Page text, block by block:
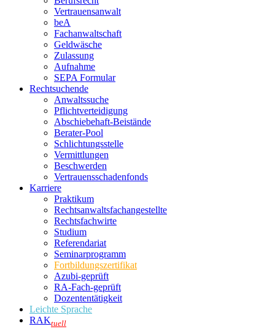
Vertrauensanwalt
beA
Fachanwaltschaft
Geldwäsche
Zulassung
Aufnahme
SEPA Formular
Rechtsuchende
Anwaltssuche
Pflichtverteidigung
Abschiebehaft-Beistände
Berater-Pool
Schlichtungsstelle
Vermittlungen
Beschwerden
Vertrauensschadenfonds
Karriere
Praktikum
Rechtsanwalts­fachangestellte
Rechtsfachwirte
Studium
Referendariat
Seminarprogramm
Fortbildungszertifikat
Azubi-geprüft
RA-Fach-geprüft
Dozententätigkeit
Leichte Sprache
RAKtuell